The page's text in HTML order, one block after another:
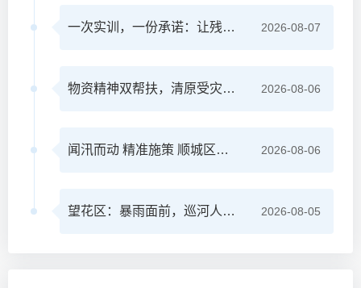
2026-08-07
一次实训，一份承诺：让残疾群众的生活更有尊严
2026-08-06
物资精神双帮扶，清原受灾学子获关爱重拾信心
2026-08-06
闻汛而动 精准施策 顺城区优化启用防汛安置点筑牢安全防线
2026-08-05
望花区：暴雨面前，巡河人就是堤！